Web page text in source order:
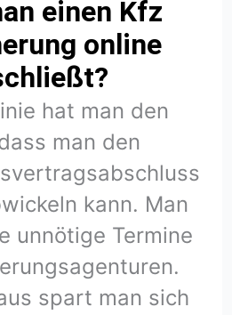
einen Kfz
online
hat man den
man den
kann. Man
unnötige Termine
spart man sich